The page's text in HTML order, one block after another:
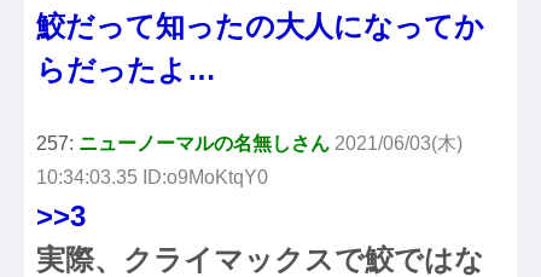
鮫だって知ったの大人になってか
らだったよ…
257: ニューノーマルの名無しさん 2021/06/03(木)
10:34:03.35 ID:o9MoKtqY0
>>3
実際、クライマックスで鮫ではな